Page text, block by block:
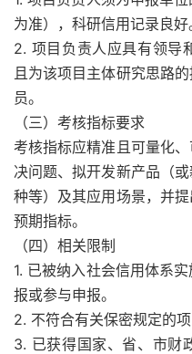
为准），科研信用记录良好
2. 项目负责人应具有领导
且为该项目主体研究思路
员。
（三）考核指标要求
考核指标应精准且可量化
决问题、拟开发新产品（
种等）及其应用场景，并
预期指标。
（四）相关限制
1. 已被纳入社会信用体系
报或参与申报。
2. 不符合有关保密规定的项
3. 已获得国家、省、市财